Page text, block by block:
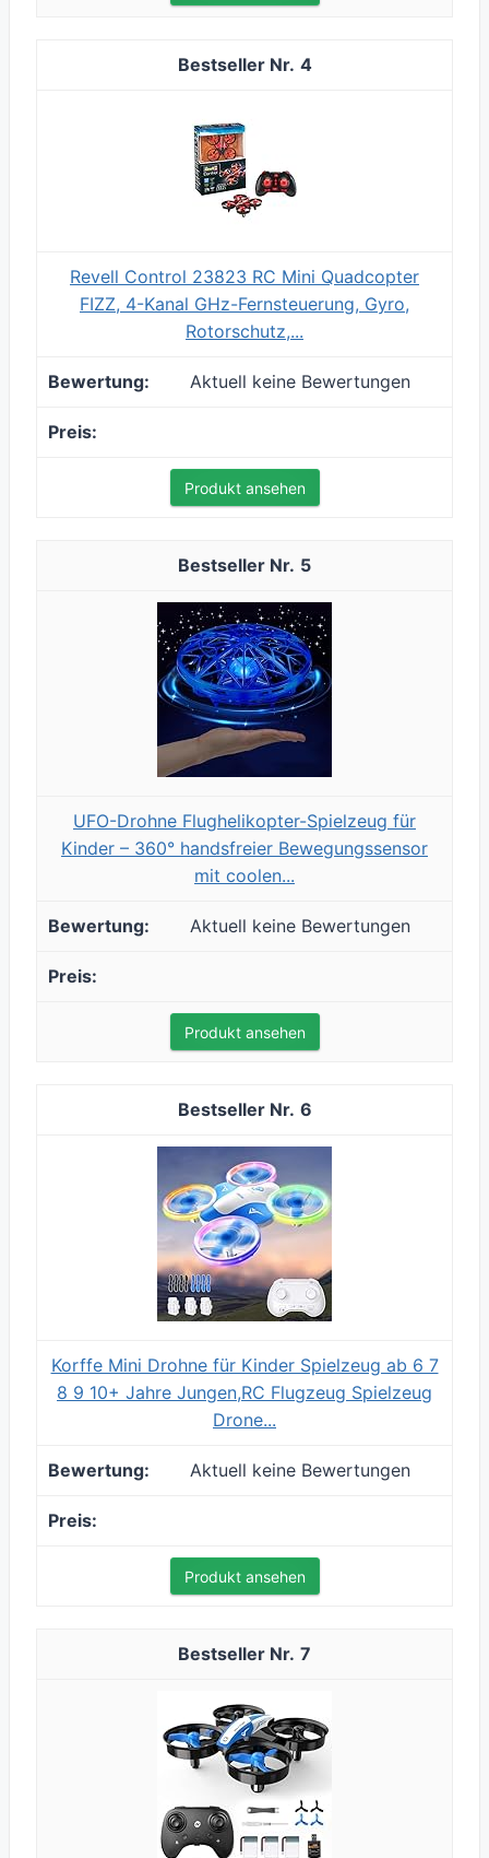
4
Revell Control 23823 RC Mini Quadcopter
FIZZ, 4-Kanal GHz-Fernsteuerung, Gyro,
Rotorschutz,...
Aktuell keine Bewertungen
Produkt ansehen
5
UFO-Drohne Flughelikopter-Spielzeug für
Kinder – 360° handsfreier Bewegungssensor
mit coolen...
Aktuell keine Bewertungen
Produkt ansehen
6
Korffe Mini Drohne für Kinder Spielzeug ab 6 7
8 9 10+ Jahre Jungen,RC Flugzeug Spielzeug
Drone...
Aktuell keine Bewertungen
Produkt ansehen
7